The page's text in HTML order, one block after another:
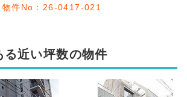
物件No：26-0417-021
る近い坪数の物件